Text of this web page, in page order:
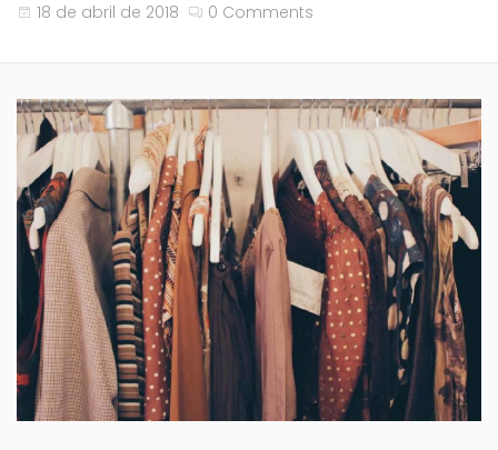
18 de abril de 2018 0 Comments